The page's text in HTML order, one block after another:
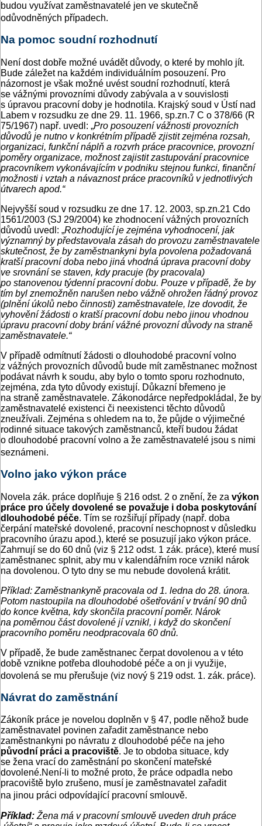
budou využívat zaměstnavatelé jen ve skutečně
odůvodněných případech.
Na pomoc soudní rozhodnutí
Není dost dobře možné uvádět důvody, o které by mohlo jít.
Bude záležet na každém individuálním posouzení. Pro
názornost je však možné uvést soudní rozhodnutí, která
se vážnými provozními důvody zabývala a v souvislosti
s úpravou pracovní doby je hodnotila. Krajský soud v Ústí nad
Labem v rozsudku ze dne 29. 11. 1966, sp.zn.7 C o 378/66 (R
75/1967) např. uvedl: „Pro posouzení vážnosti provozních
důvodů je nutno v konkrétním případě zjistit zejména rozsah,
organizaci, funkční náplň a rozvrh práce pracovnice, provozní
poměry organizace, možnost zajistit zastupování pracovnice
pracovníkem vykonávajícím v podniku stejnou funkci, finanční
možnosti i vztah a návaznost práce pracovníků v jednotlivých
útvarech apod.“
Nejvyšší soud v rozsudku ze dne 17. 12. 2003, sp.zn.21 Cdo
1561/2003 (SJ 29/2004) ke zhodnocení vážných provozních
důvodů uvedl: „Rozhodující je zejména vyhodnocení, jak
významný by představovala zásah do provozu zaměstnavatele
skutečnost, že by zaměstnankyni byla povolena požadovaná
kratší pracovní doba nebo jiná vhodná úprava pracovní doby
ve srovnání se staven, kdy pracuje (by pracovala)
po stanovenou týdenní pracovní dobu. Pouze v případě, že by
tím byl znemožněn narušen nebo vážně ohrožen řádný provoz
(plnění úkolů nebo činnosti) zaměstnavatele, lze dovodit, že
vyhovění žádosti o kratší pracovní dobu nebo jinou vhodnou
úpravu pracovní doby brání vážné provozní důvody na straně
zaměstnavatele.“
V případě odmítnutí žádosti o dlouhodobé pracovní volno
z vážných provozních důvodů bude mít zaměstnanec možnost
podávat návrh k soudu, aby bylo o tomto sporu rozhodnuto,
zejména, zda tyto důvody existují. Důkazní břemeno je
na straně zaměstnavatele. Zákonodárce nepředpokládal, že by
zaměstnavatelé existenci či neexistenci těchto důvodů
zneužívali. Zejména s ohledem na to, že půjde o výjimečné
rodinné situace takových zaměstnanců, kteří budou žádat
o dlouhodobé pracovní volno a že zaměstnavatelé jsou s nimi
seznámeni.
Volno jako výkon práce
Novela zák. práce doplňuje § 216 odst. 2 o znění, že za výkon
práce pro účely dovolené se považuje i doba poskytování
dlouhodobé péče. Tím se rozšiřují případy (např. doba
čerpání mateřské dovolené, pracovní neschopnost v důsledku
pracovního úrazu apod.), které se posuzují jako výkon práce.
Zahrnují se do 60 dnů (viz § 212 odst. 1 zák. práce), které musí
zaměstnanec splnit, aby mu v kalendářním roce vznikl nárok
na dovolenou. O tyto dny se mu nebude dovolená krátit.
Příklad: Zaměstnankyně pracovala od 1. ledna do 28. února.
Potom nastoupila na dlouhodobé ošetřování v trvání 90 dnů
do konce května, kdy skončila pracovní poměr. Nárok
na poměrnou část dovolené jí vznikl, i když do skončení
pracovního poměru neodpracovala 60 dnů.
V případě, že bude zaměstnanec čerpat dovolenou a v této
době vznikne potřeba dlouhodobé péče a on ji využije,
dovolená se mu přerušuje (viz nový § 219 odst. 1. zák. práce).
Návrat do zaměstnání
Zákoník práce je novelou doplněn v § 47, podle něhož bude
zaměstnavatel povinen zařadit zaměstnance nebo
zaměstnankyni po návratu z dlouhodobé péče na jeho
původní práci a pracoviště. Je to obdoba situace, kdy
se žena vrací do zaměstnání po skončení mateřské
dovolené.Není-li to možné proto, že práce odpadla nebo
pracoviště bylo zrušeno, musí je zaměstnavatel zařadit
na jinou práci odpovídající pracovní smlouvě.
Příklad:Žena má v pracovní smlouvě uveden druh práce